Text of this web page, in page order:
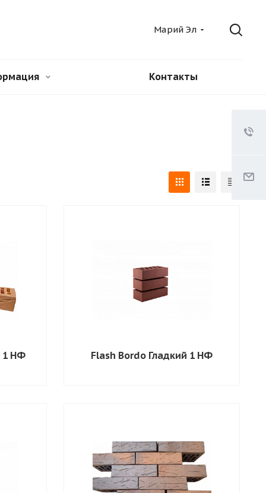
Марий Эл
Контакты
1 НФ Flash Bordo Гладкий 1 НФ